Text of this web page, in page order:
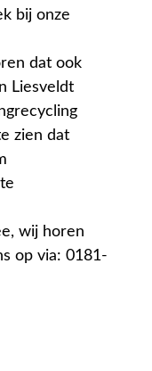
bij onze
dat ook
Liesveldt
zien dat
wij horen
op via: 0181-